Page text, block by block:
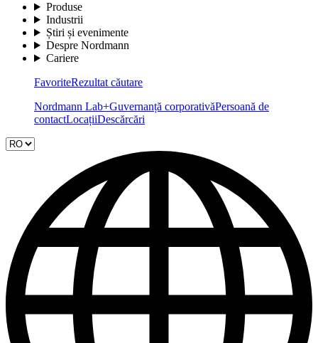
Produse
Industrii
Știri și evenimente
Despre Nordmann
Cariere
FavoriteRezultat căutare
Nordmann Lab+Guvernanță corporativăPersoană de
contactLocațiiDescărcări